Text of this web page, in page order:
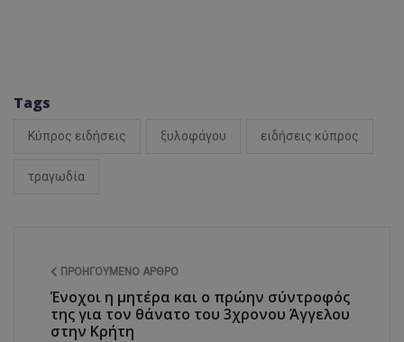
Tags
Κύπρος ειδήσεις ξυλοφάγου ειδήσεις κύπρος
τραγωδία
ΠΡΟΗΓΟΎΜΕΝΟ ΆΡΘΡΟ
Ένοχοι η μητέρα και ο πρώην σύντροφός
της για τον θάνατο του 3χρονου Άγγελου
στην Κρήτη
__cf_bm